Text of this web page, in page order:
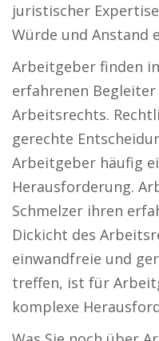
juristischer
Würde und Anstand
Arbeitgeber finden
erfahrenen
Arbeitsrechts.
gerechte
Arbeitgeber häufig
Herausforderung.
Schmelzer ihren
Dickicht des
einwandfreie und
treffen, ist für
komplexe